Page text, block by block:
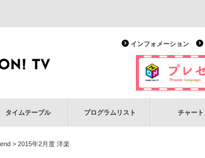
インフォメーション
タイムテーブル プログラムリスト チャート
> 2015年2月度 洋楽